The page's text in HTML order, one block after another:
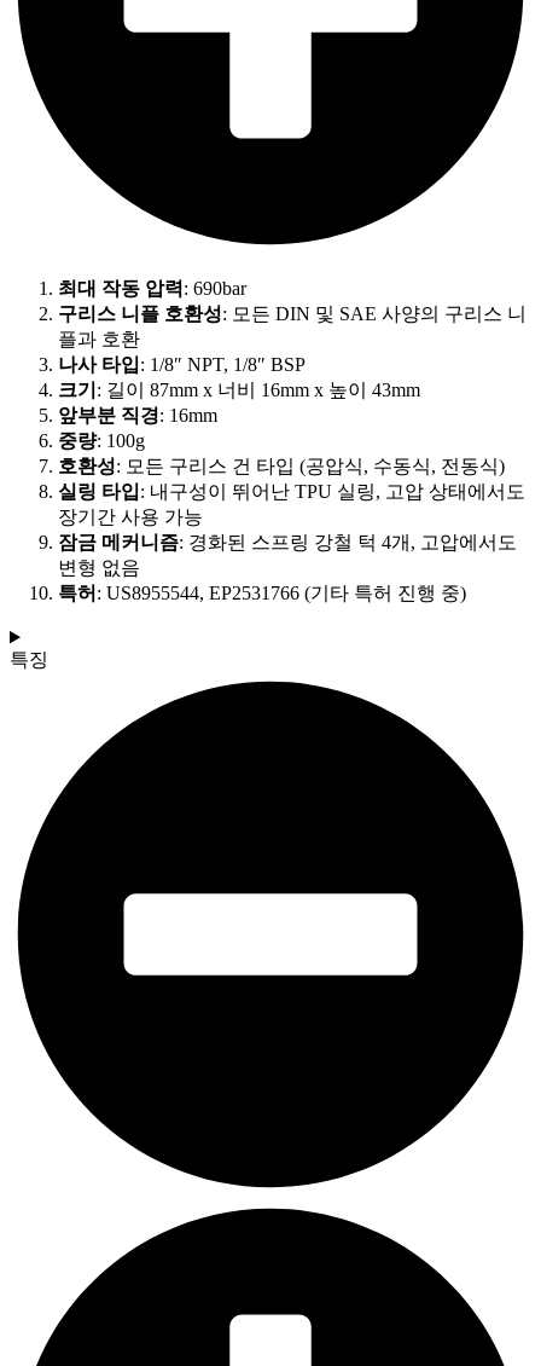
최대 작동 압력: 690bar
구리스 니플 호환성: 모든 DIN 및 SAE 사양의 구리스 니
플과 호환
나사 타입: 1/8″ NPT, 1/8″ BSP
크기 : 길이 87mm x 너비 16mm x 높이 43mm
앞부분 직경: 16mm
중량: 100g
호환성: 모든 구리스 건 타입 (공압식, 수동식, 전동식)
실링 타입: 내구성이 뛰어난 TPU 실링, 고압 상태에서도
장기간 사용 가능
잠금 메커니즘: 경화된 스프링 강철 턱 4개, 고압에서도
변형 없음
특허 : US8955544, EP2531766 (기타 특허 진행 중)
특징